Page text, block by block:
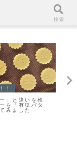
♥食べられる♥濃
コラマフィン作
検索